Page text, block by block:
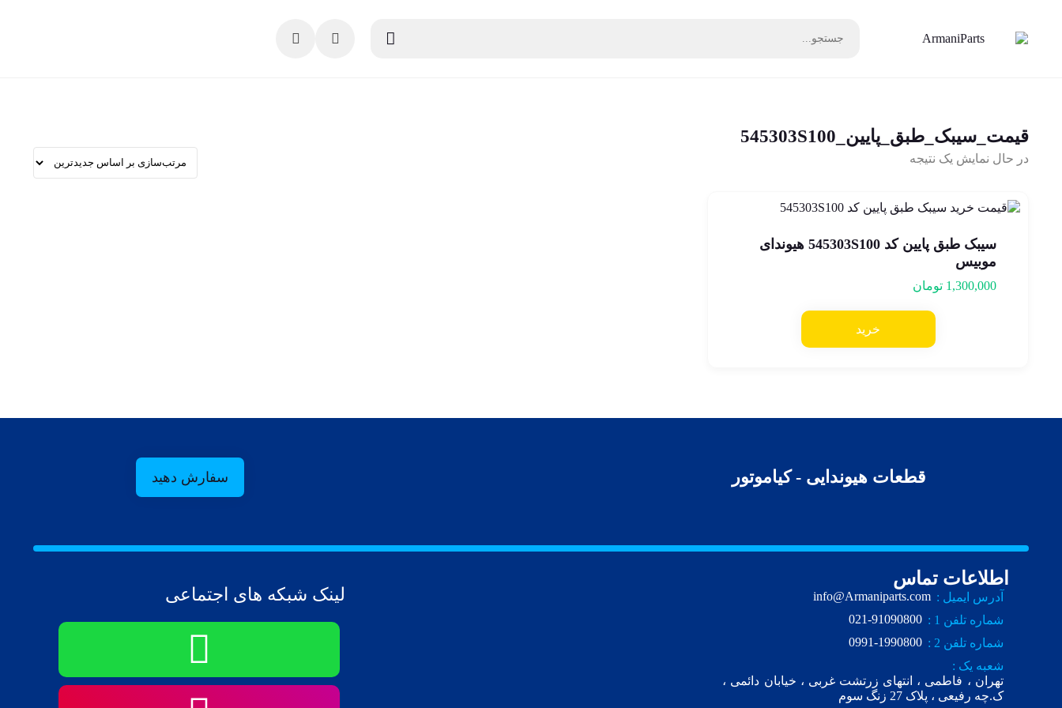
قیمت_سیبک_طبق_پایین_545303S100
در حال نمایش یک نتیجه
سیبک طبق پایین کد 545303S100 هیوندای
موبیس
1,300,000 تومان
خرید
قطعات هیوندایی - کیاموتور سفارش دهید
اطلاعات تماس
آدرس ایمیل : info@Armaniparts.com
شماره تلفن 1 :
021-91090800
شماره تلفن 2 :
0991-1990800
شعبه یک :
تهران ، فاطمی ، انتهای زرتشت غربی ، خیابان دائمی ،
ک.چه رفیعی ، پلاک 27 زنگ سوم
لینک شبکه های اجتماعی